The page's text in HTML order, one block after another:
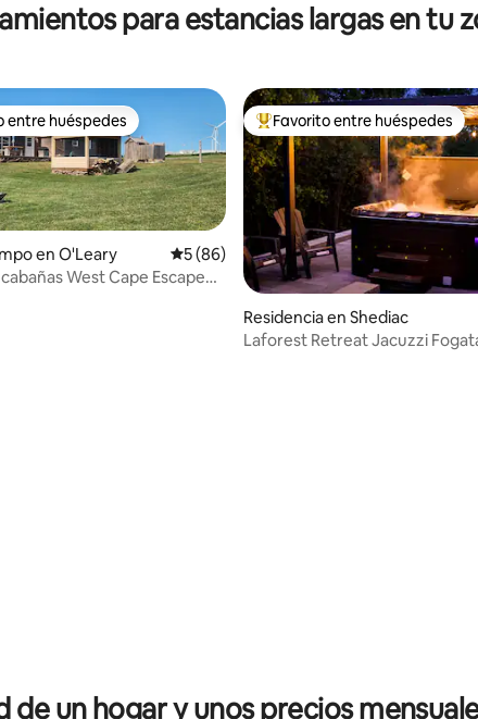
para estancias largas en tu
de 5; 88 evaluaciones
en Favorito entre huéspedes
entre huéspedes
en O'Leary Calificación promedio: 5 de 5; 86
5 (86)
West Cape Escape
De los mejores en Favorito
Favorito entre huéspedes
Residencia en Shediac
Laforest Retreat Jacuzzi
de un hogar y unos precios